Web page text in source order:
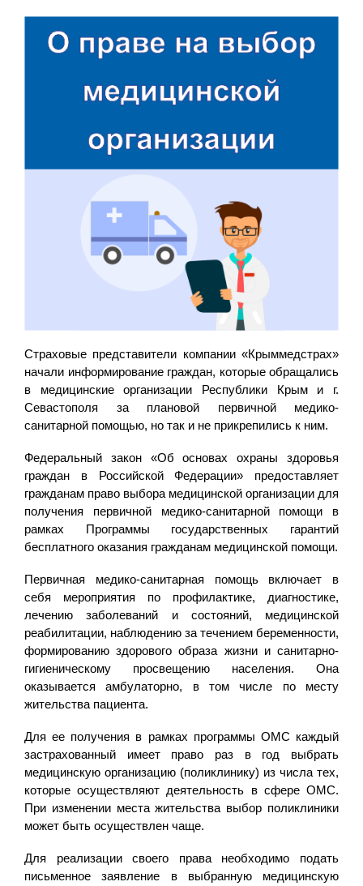
Страховые представители компании «Крыммедстрах»
начали информирование граждан, которые обращались
в медицинские организации Республики Крым и г.
Севастополя за плановой первичной медико-
санитарной помощью, но так и не прикрепились к ним.
Федеральный закон «Об основах охраны здоровья
граждан в Российской Федерации» предоставляет
гражданам право выбора медицинской организации для
получения первичной медико-санитарной помощи в
рамках Программы государственных гарантий
бесплатного оказания гражданам медицинской помощи.
Первичная медико-санитарная помощь включает в
себя мероприятия по профилактике, диагностике,
лечению заболеваний и состояний, медицинской
реабилитации, наблюдению за течением беременности,
формированию здорового образа жизни и санитарно-
гигиеническому просвещению населения. Она
оказывается амбулаторно, в том числе по месту
жительства пациента.
Для ее получения в рамках программы ОМС каждый
застрахованный имеет право раз в год выбрать
медицинскую организацию (поликлинику) из числа тех,
которые осуществляют деятельность в сфере ОМС.
При изменении места жительства выбор поликлиники
может быть осуществлен чаще.
Для реализации своего права необходимо подать
письменное заявление в выбранную медицинскую